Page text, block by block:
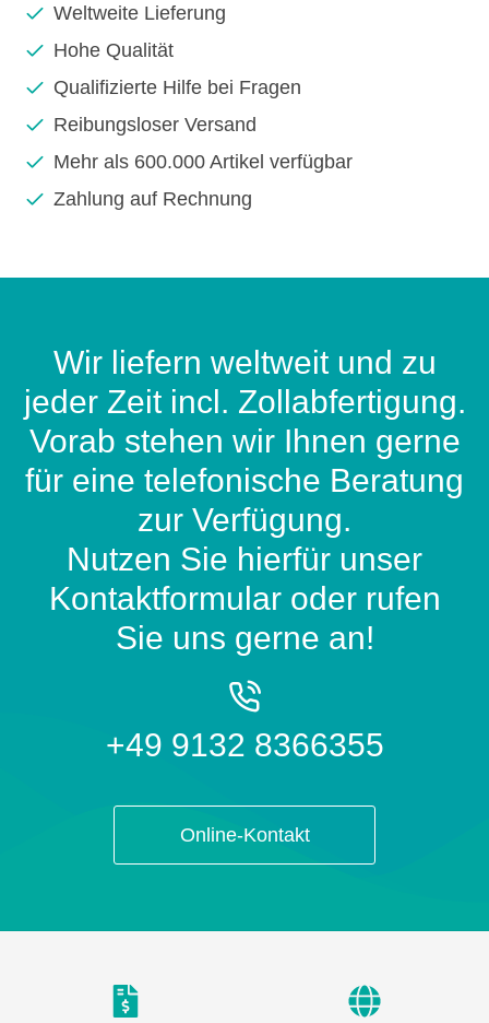
Weltweite Lieferung
Hohe Qualität
Qualifizierte Hilfe bei Fragen
Reibungsloser Versand
Mehr als 600.000 Artikel verfügbar
Zahlung auf Rechnung
Wir liefern weltweit und zu
jeder Zeit incl. Zollabfertigung.
Vorab stehen wir Ihnen gerne
für eine telefonische Beratung
zur Verfügung.
Nutzen Sie hierfür unser
Kontaktformular oder rufen
Sie uns gerne an!
+49 9132 8366355
Online-Kontakt